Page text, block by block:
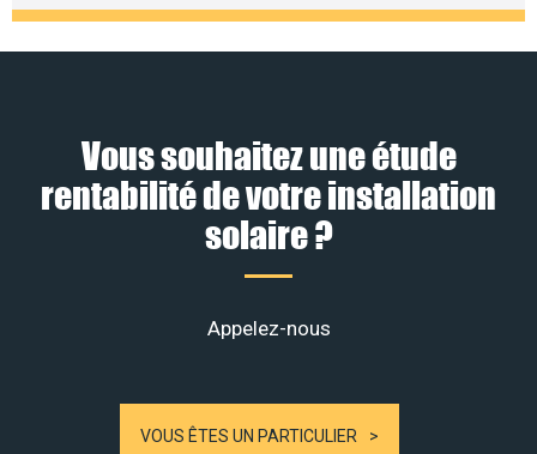
Vous souhaitez une étude
rentabilité de votre installation
solaire ?
Appelez-nous
VOUS ÊTES UN PARTICULIER